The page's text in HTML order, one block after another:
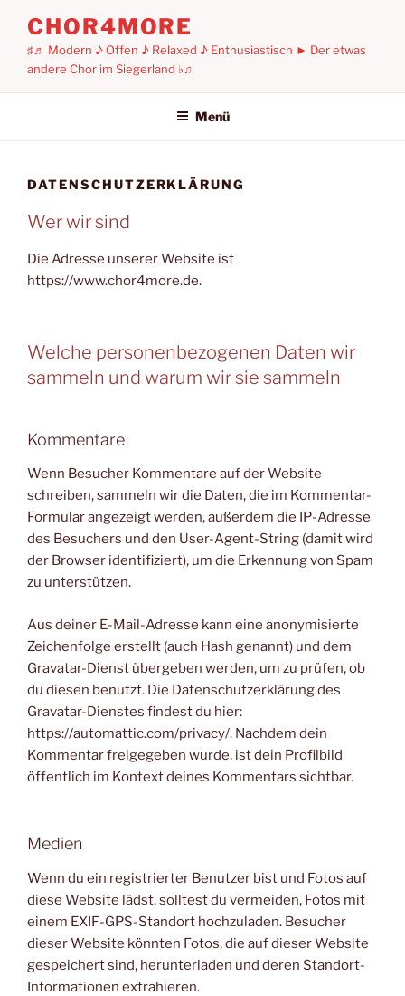
Inhalt
springen
CHOR4MORE
♯♬ Modern ♪ Offen ♪ Relaxed ♪ Enthusiastisch ► Der etwas
andere Chor im Siegerland ♭♫
Menü
DATENSCHUTZERKLÄRUNG
Wer wir sind
Die Adresse unserer Website ist
https://www.chor4more.de.
Welche personenbezogenen Daten wir
sammeln und warum wir sie sammeln
Kommentare
Wenn Besucher Kommentare auf der Website
schreiben, sammeln wir die Daten, die im Kommentar-
Formular angezeigt werden, außerdem die IP-Adresse
des Besuchers und den User-Agent-String (damit wird
der Browser identifiziert), um die Erkennung von Spam
zu unterstützen.
Aus deiner E-Mail-Adresse kann eine anonymisierte
Zeichenfolge erstellt (auch Hash genannt) und dem
Gravatar-Dienst übergeben werden, um zu prüfen, ob
du diesen benutzt. Die Datenschutzerklärung des
Gravatar-Dienstes findest du hier:
https://automattic.com/privacy/. Nachdem dein
Kommentar freigegeben wurde, ist dein Profilbild
öffentlich im Kontext deines Kommentars sichtbar.
Medien
Wenn du ein registrierter Benutzer bist und Fotos auf
diese Website lädst, solltest du vermeiden, Fotos mit
einem EXIF-GPS-Standort hochzuladen. Besucher
dieser Website könnten Fotos, die auf dieser Website
gespeichert sind, herunterladen und deren Standort-
Informationen extrahieren.